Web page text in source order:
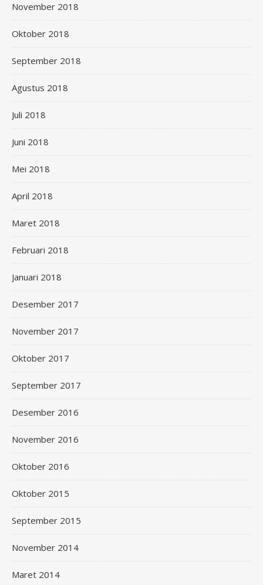
November 2018
Oktober 2018
September 2018
Agustus 2018
Juli 2018
Juni 2018
Mei 2018
April 2018
Maret 2018
Februari 2018
Januari 2018
Desember 2017
November 2017
Oktober 2017
September 2017
Desember 2016
November 2016
Oktober 2016
Oktober 2015
September 2015
November 2014
Maret 2014